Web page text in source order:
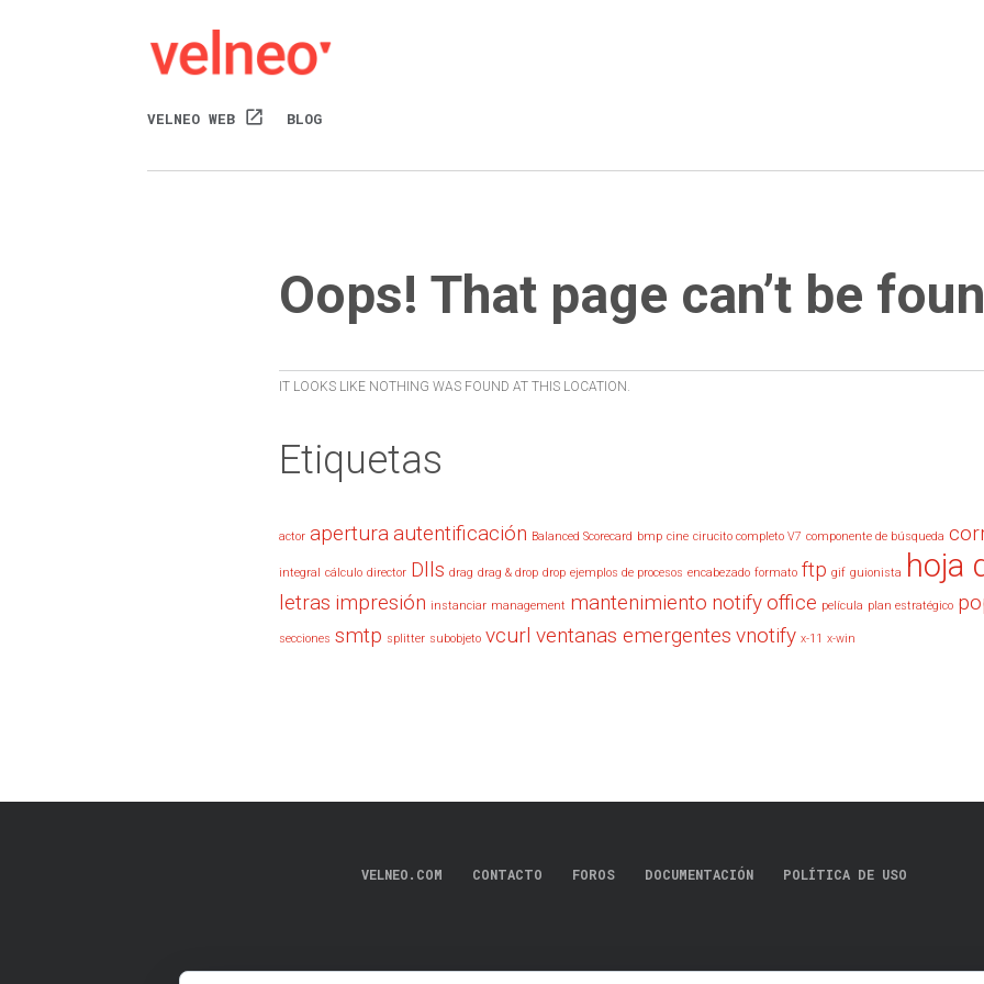
VELNEO WEB open_in_new BLOG
Oops! That page can’t be
IT LOOKS LIKE NOTHING WAS FOUND AT THIS LOCATION.
Etiquetas
actor apertura autentificación Balanced Scorecard bmp cine cirucito completo V7 componente de búsqueda
integral cálculo director Dlls drag drag & drop drop ejemplos de procesos encabezado formato ftp gif guionista hoja
letras impresión instanciar management mantenimiento notifyoffice película plan estratégico
secciones smtp splitter subobjeto vcurl ventanas emergentes vnotify x-11 x-win
VELNEO.COM CONTACTO FOROS DOCUMENTACIÓN POLÍTICA DE USO